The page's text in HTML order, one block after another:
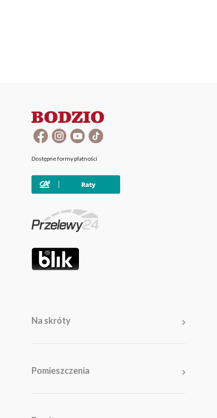
Dostępne formy płatności
Na skróty
Pomieszczenia